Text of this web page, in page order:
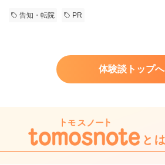
告知・転院 PR
体験談トップへ